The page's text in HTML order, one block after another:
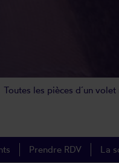
Prendre RDV La
Toutes les pièces d´un